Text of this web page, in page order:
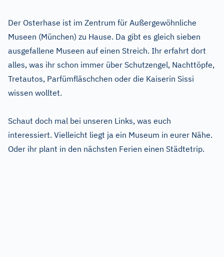
Der Osterhase ist im Zentrum für Außergewöhnliche
Museen (München) zu Hause. Da gibt es gleich sieben
ausgefallene Museen auf einen Streich. Ihr erfahrt dort
alles, was ihr schon immer über Schutzengel, Nachttöpfe,
Tretautos, Parfümfläschchen oder die Kaiserin Sissi
wissen wolltet.
Schaut doch mal bei unseren Links, was euch
interessiert. Vielleicht liegt ja ein Museum in eurer Nähe.
Oder ihr plant in den nächsten Ferien einen Städtetrip.